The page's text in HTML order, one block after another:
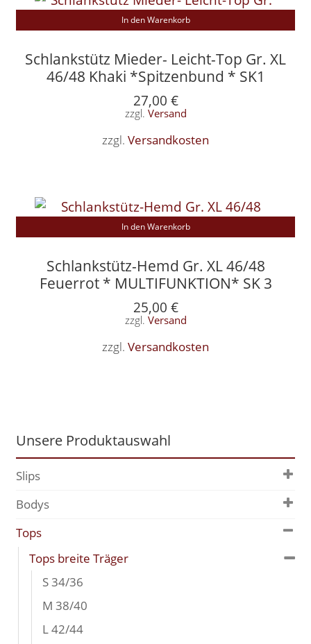
Schlankstütz Mieder- Leicht-Top Gr. XL
46/48 Khaki *Spitzenbund * SK1
27,00 €
zzgl. Versand
zzgl. Versandkosten
In den Warenkorb
Schlankstütz-Hemd Gr. XL 46/48
Feuerrot * MULTIFUNKTION* SK 3
25,00 €
zzgl. Versand
zzgl. Versandkosten
In den Warenkorb
Unsere Produktauswahl
Slips
Bodys
Tops
Tops breite Träger
S 34/36
M 38/40
L 42/44